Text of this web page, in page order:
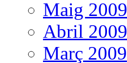
Maig 2009
Abril 2009
Març 2009